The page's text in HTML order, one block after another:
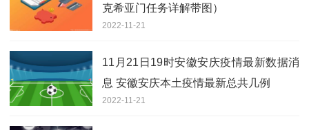
克希亚门任务详解带图）
2022-11-21
11月21日19时安徽安庆疫情最新数据消
息 安徽安庆本土疫情最新总共几例
2022-11-21